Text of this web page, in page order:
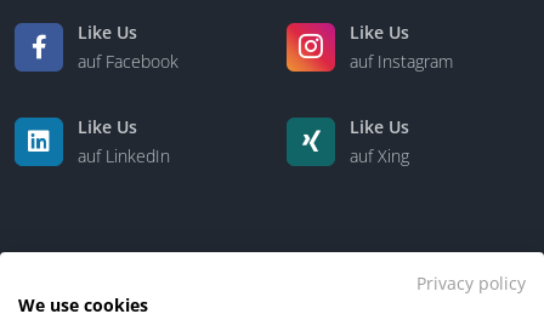
Like Us
auf Facebook
Like Us
auf Instagram
Like Us
auf LinkedIn
Like Us
auf Xing
Privacy policy
We use cookies